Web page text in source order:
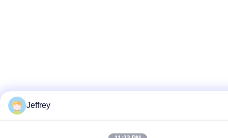
Jeffrey